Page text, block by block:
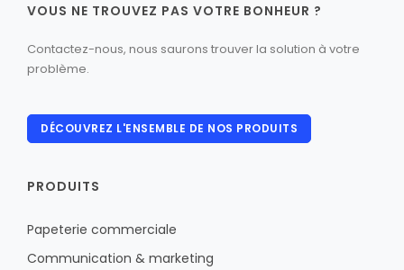
VOUS NE TROUVEZ PAS VOTRE BONHEUR ?
Contactez-nous, nous saurons trouver la solution à votre
problème.
DÉCOUVREZ L'ENSEMBLE DE NOS PRODUITS
PRODUITS
Papeterie commerciale
Communication & marketing